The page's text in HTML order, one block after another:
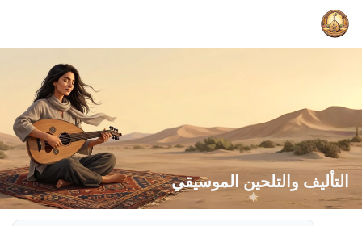
التأليف والتلحين الموسيقي